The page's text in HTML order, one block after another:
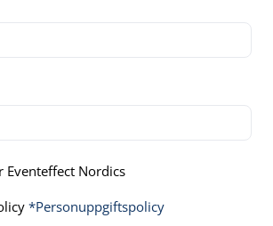
Eventeffect Nordics
*Personuppgiftspolicy